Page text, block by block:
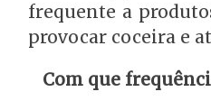
frequente a
provocar coceira e
Com que